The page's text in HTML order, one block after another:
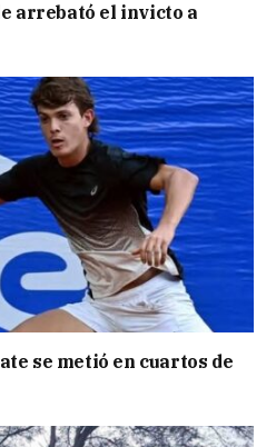
arrebató el invicto a
se metió en cuartos de